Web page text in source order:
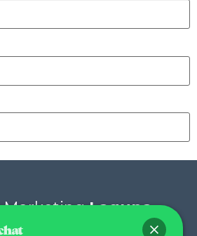
MarketingLaguna.